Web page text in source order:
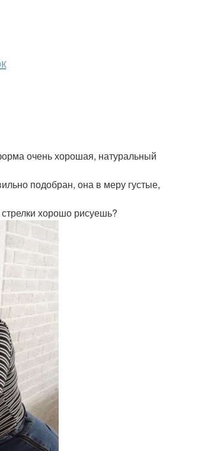
очень хорошая, натуральный
подобран, она в меру густые,
хорошо рисуешь?